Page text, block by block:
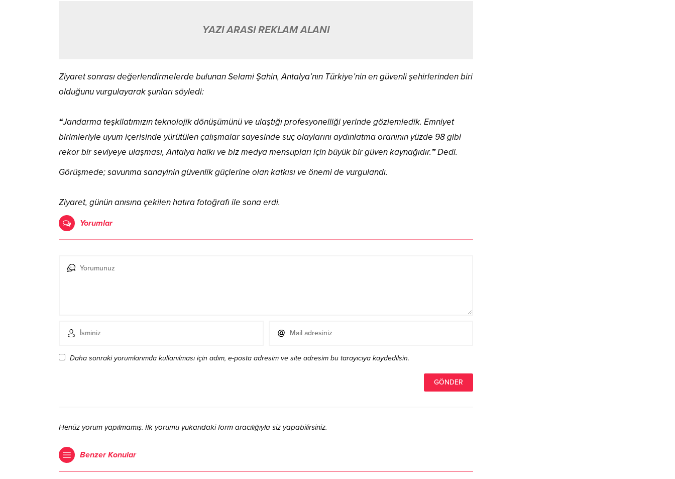
YAZI ARASI REKLAM ALANI
Ziyaret sonrası değerlendirmelerde bulunan Selami Şahin, Antalya’nın Türkiye’nin en güvenli şehirlerinden biri
olduğunu vurgulayarak şunları söyledi:
“Jandarma teşkilatımızın teknolojik dönüşümünü ve ulaştığı profesyonelliği yerinde gözlemledik. Emniyet
birimleriyle uyum içerisinde yürütülen çalışmalar sayesinde suç olaylarını aydınlatma oranının yüzde 98 gibi
rekor bir seviyeye ulaşması, Antalya halkı ve biz medya mensupları için büyük bir güven kaynağıdır.”Dedi.
Görüşmede; savunma sanayinin güvenlik güçlerine olan katkısı ve önemi de vurgulandı.
Ziyaret, günün anısına çekilen hatıra fotoğrafı ile sona erdi.
Yorumlar
Daha sonraki yorumlarımda kullanılması için adım, e-posta adresim ve site adresim bu tarayıcıya kaydedilsin.
Henüz yorum yapılmamış. İlk yorumu yukarıdaki form aracılığıyla siz yapabilirsiniz.
Benzer Konular